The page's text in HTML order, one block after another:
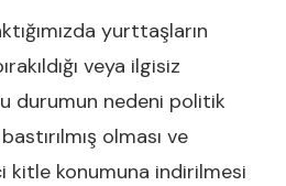
yurttaşların
veya ilgisiz
durumun nedeni politik
olması ve
kitle konumuna indirilmesi